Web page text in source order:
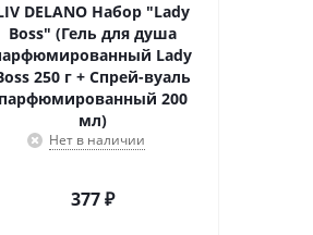
DELANO Набор "Lady
Boss" (Гель для душа
Lady
250 г + Спрей-вуаль
парфюмированный 200
мл)
Нет в наличии
377₽